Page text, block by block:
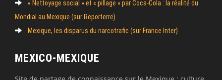
« Nettoyage social » et « pillage » par Coca-Cola : la réalité du
Mondial au Mexique (sur Reporterre)
Mexique, les disparus du narcotrafic (sur France Inter)
MEXICO-MEXIQUE